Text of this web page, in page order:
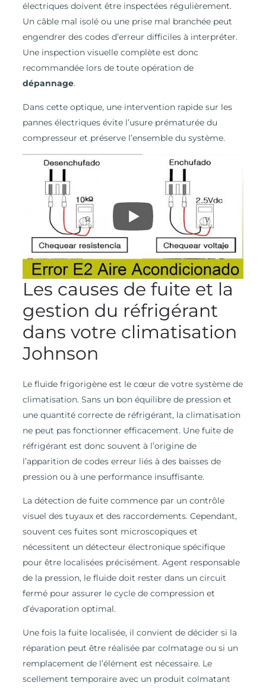
électriques doivent être inspectées régulièrement.
Un câble mal isolé ou une prise mal branchée peut
engendrer des codes d’erreur difficiles à interpréter.
Une inspection visuelle complète est donc
recommandée lors de toute opération de
dépannage.
Dans cette optique, une intervention rapide sur les
pannes électriques évite l’usure prématurée du
compresseur et préserve l’ensemble du système.
Les causes de fuite et la
gestion du réfrigérant
dans votre climatisation
Johnson
Le fluide frigorigène est le cœur de votre système de
climatisation. Sans un bon équilibre de pression et
une quantité correcte de réfrigérant, la climatisation
ne peut pas fonctionner efficacement. Une fuite de
réfrigérant est donc souvent à l’origine de
l’apparition de codes erreur liés à des baisses de
pression ou à une performance insuffisante.
La détection de fuite commence par un contrôle
visuel des tuyaux et des raccordements. Cependant,
souvent ces fuites sont microscopiques et
nécessitent un détecteur électronique spécifique
pour être localisées précisément. Agent responsable
de la pression, le fluide doit rester dans un circuit
fermé pour assurer le cycle de compression et
d’évaporation optimal.
Une fois la fuite localisée, il convient de décider si la
réparation peut être réalisée par colmatage ou si un
remplacement de l’élément est nécessaire. Le
scellement temporaire avec un produit colmatant